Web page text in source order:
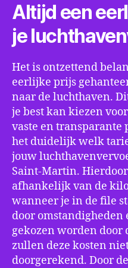
Altijd een
je
Het is ontzettend
eerlijke prijs
naar de luchthaven.
je best kan kiezen
vaste en transparante
het duidelijk welk
jouw
Saint-Martin.
afhankelijk van de
wanneer je in de file
door omstandigheden
gekozen worden door
zullen deze kosten
doorgerekend. Door